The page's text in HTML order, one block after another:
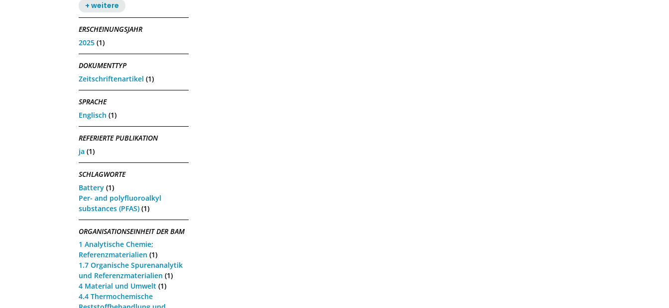
+ weitere
ERSCHEINUNGSJAHR
2025 (1)
DOKUMENTTYP
Zeitschriftenartikel (1)
SPRACHE
Englisch (1)
REFERIERTE PUBLIKATION
ja (1)
SCHLAGWORTE
Battery (1)
Per- and polyfluoroalkyl
substances (PFAS) (1)
ORGANISATIONSEINHEIT DER BAM
1 Analytische Chemie;
Referenzmaterialien (1)
1.7 Organische Spurenanalytik
und Referenzmaterialien (1)
4 Material und Umwelt (1)
4.4 Thermochemische